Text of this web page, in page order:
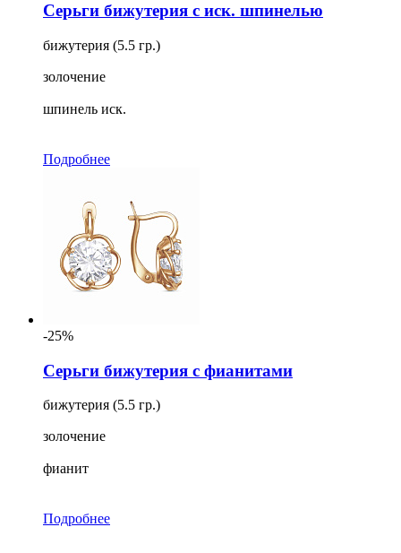
Серьги бижутерия с иск. шпинелью
бижутерия (5.5 гр.)
золочение
шпинель иск.
Подробнее
-25%
Серьги бижутерия с фианитами
бижутерия (5.5 гр.)
золочение
фианит
Подробнее